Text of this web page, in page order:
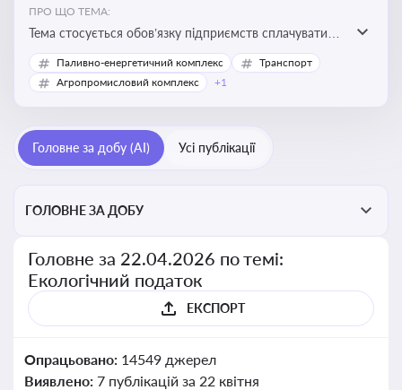
ПРО ЩО ТЕМА:
Тема стосується обов’язку підприємств сплачувати
екологічний податок за забруднення довкілля. Вона
важлива для екологічного контролю бізнесу,
Паливно-енергетичний комплекс
Транспорт
Агропромисловий комплекс
+1
Головне за добу (AI) Усі публікації
ГОЛОВНЕ ЗА ДОБУ
Головне за 22.04.2026 по темі:
Екологічний податок
ЕКСПОРТ
Опрацьовано: 14549 джерел
Виявлено: 7 публікацій за 22 квітня